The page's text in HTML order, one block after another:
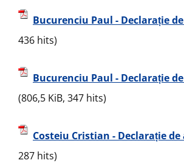
Bucurenciu Paul - Declarație
436 hits)
Bucurenciu Paul - Declarație
(806,5 KiB, 347 hits)
Costeiu Cristian - Declarație de
287 hits)